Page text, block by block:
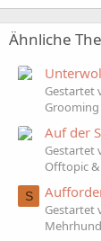
Ähnliche
Gestartet
Grooming
Auf der
Gestartet
Offtopic
S
Gestartet